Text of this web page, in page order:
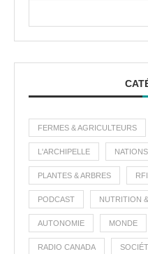
FERMES & AGRICULTEURS
L'ARCHIPELLE
PLANTES & ARBRES
PODCAST NUTRITION
AUTONOMIE MONDE
RADIO CANADA